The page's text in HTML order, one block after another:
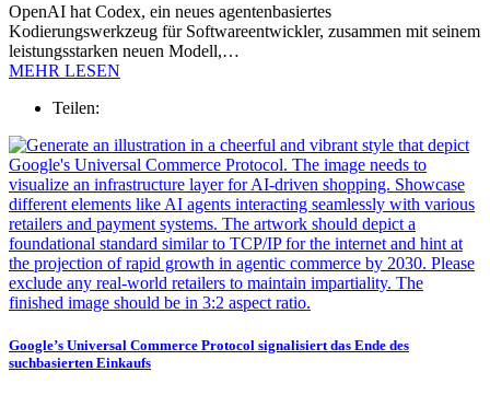
OpenAI hat Codex, ein neues agentenbasiertes
Kodierungswerkzeug für Softwareentwickler, zusammen mit seinem
leistungsstarken neuen Modell,…
MEHR LESEN
Teilen:
Google’s Universal Commerce Protocol signalisiert das Ende des
suchbasierten Einkaufs